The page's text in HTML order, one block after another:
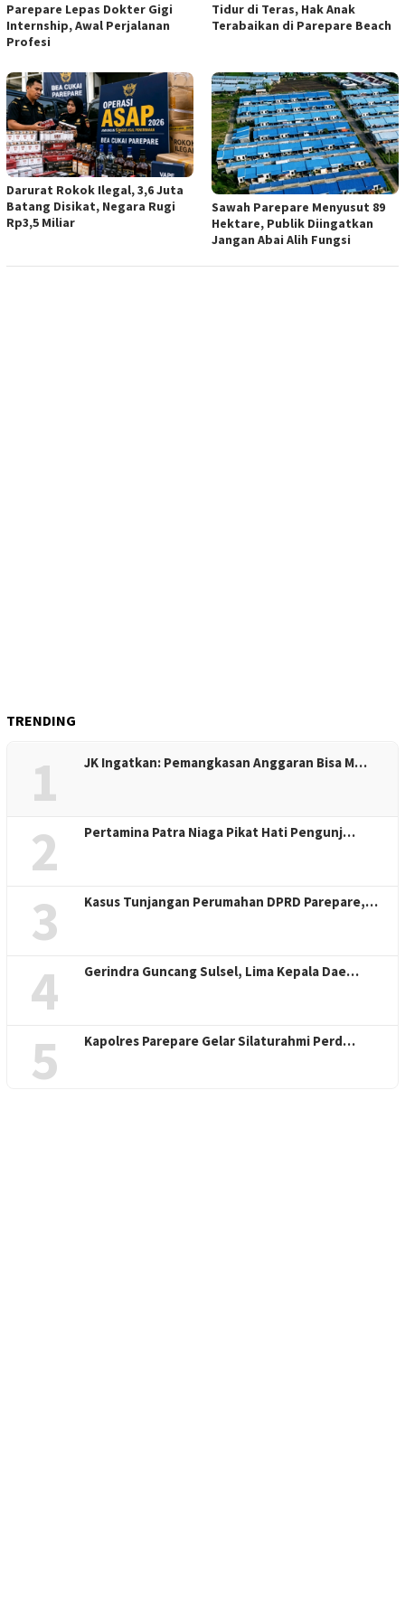
Parepare Lepas Dokter Gigi
Internship, Awal Perjalanan
Profesi
Tidur di Teras, Hak Anak
Terabaikan di Parepare Beach
Darurat Rokok Ilegal, 3,6 Juta
Batang Disikat, Negara Rugi
Rp3,5 Miliar
Sawah Parepare Menyusut 89
Hektare, Publik Diingatkan
Jangan Abai Alih Fungsi
TRENDING
1 JK Ingatkan: Pemangkasan Anggaran Bisa M…
2 Pertamina Patra Niaga Pikat Hati Pengunj…
3 Kasus Tunjangan Perumahan DPRD Parepare,…
4 Gerindra Guncang Sulsel, Lima Kepala Dae…
5 Kapolres Parepare Gelar Silaturahmi Perd…